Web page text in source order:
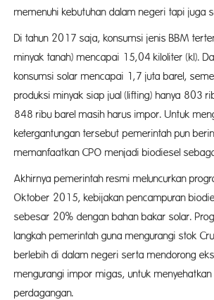
memenuhi kebutuhan dalam negeri tapi juga
Di tahun 2017 saja, konsumsi jenis BBM
minyak tanah) mencapai 15,04 kiloliter (kl).
konsumsi solar mencapai 1,7 juta barel,
produksi minyak siap jual (lifting) hanya 803
848 ribu barel masih harus impor. Untuk
ketergantungan tersebut pemerintah pun
memanfaatkan CPO menjadi biodiesel
Akhirnya pemerintah resmi meluncurkan
Oktober 2015, kebijakan pencampuran
sebesar 20% dengan bahan bakar solar.
langkah pemerintah guna mengurangi stok
berlebih di dalam negeri serta mendorong
mengurangi impor migas, untuk menyehatkan
perdagangan.